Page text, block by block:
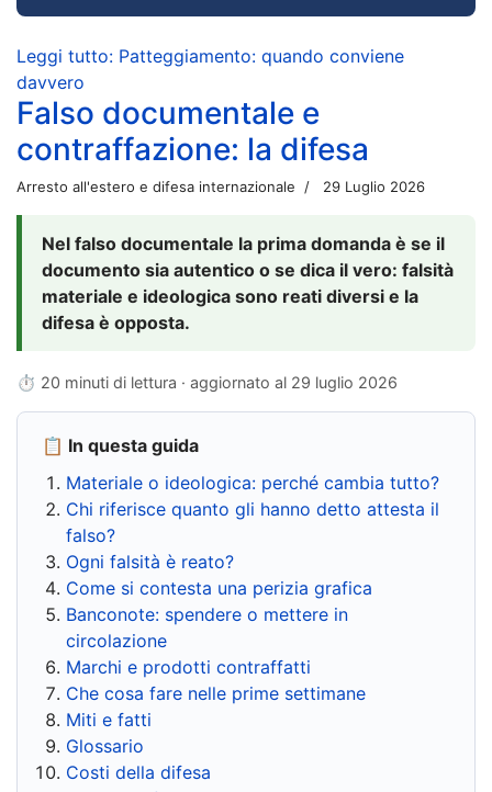
Leggi tutto: Patteggiamento: quando conviene
davvero
Falso documentale e
contraffazione: la difesa
Arresto all'estero e difesa internazionale 29 Luglio 2026
Nel falso documentale la prima domanda è se il
documento sia autentico o se dica il vero: falsità
materiale e ideologica sono reati diversi e la
difesa è opposta.
⏱ 20 minuti di lettura · aggiornato al 29 luglio 2026
📋 In questa guida
Materiale o ideologica: perché cambia tutto?
Chi riferisce quanto gli hanno detto attesta il
falso?
Ogni falsità è reato?
Come si contesta una perizia grafica
Banconote: spendere o mettere in
circolazione
Marchi e prodotti contraffatti
Che cosa fare nelle prime settimane
Miti e fatti
Glossario
Costi della difesa